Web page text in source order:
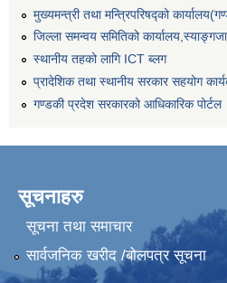
मुख्यमन्त्री तथा मन्त्रिपरिषद्को
जिल्ला समन्वय समितिको कार्यालय,स्याङ्गजा
स्थानीय तहको लागि ICT ब्लग
प्रादेशिक तथा स्थानीय सरकार सहयोग
गण्डकी प्रदेश सरकारको आधिकारिक पोर्टल
सूचनाहरु
सूचना तथा समाचार
सार्वजनिक खरीद /बोलपत्र सूचना